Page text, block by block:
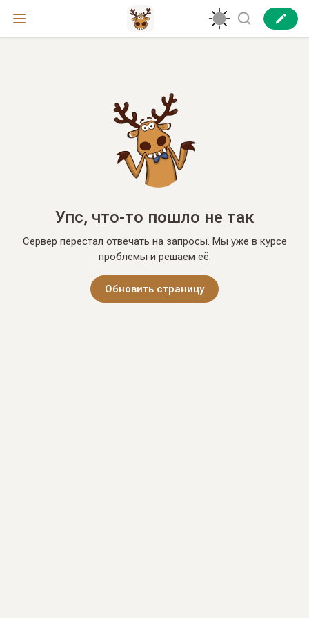
Упс, что-то пошло не так
Сервер перестал отвечать на запросы. Мы уже в курсе
проблемы и решаем её.
Обновить страницу